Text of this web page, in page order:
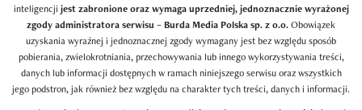
inteligencji jest zabronione oraz wymaga uprzedniej, jednoznacznie wyrażonej
zgody administratora serwisu – Burda Media Polska sp. z o.o.Obowiązek
uzyskania wyraźnej i jednoznacznej zgody wymagany jest bez względu sposób
pobierania, zwielokrotniania, przechowywania lub innego wykorzystywania treści,
danych lub informacji dostępnych w ramach niniejszego serwisu oraz wszystkich
jego podstron, jak również bez względu na charakter tych treści, danych i informacji.